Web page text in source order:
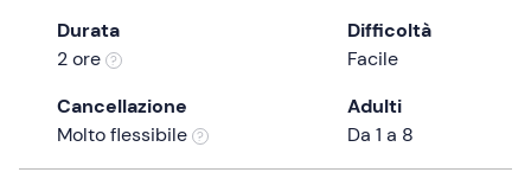
question
get
Durata
2 ore
Difficoltà
Facile
Cancellazione
Molto flessibile
Adulti
Da 1 a 8